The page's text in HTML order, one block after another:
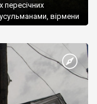
пересічних
вірмени